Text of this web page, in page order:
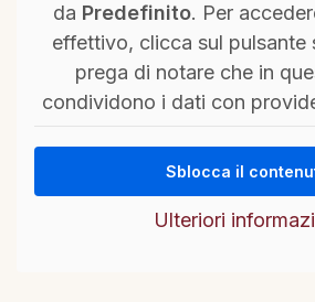
da Predefinito. Per
effettivo, clicca sul pulsante
prega di notare che in
condividono i dati con
Sblocca il
Ulteriori